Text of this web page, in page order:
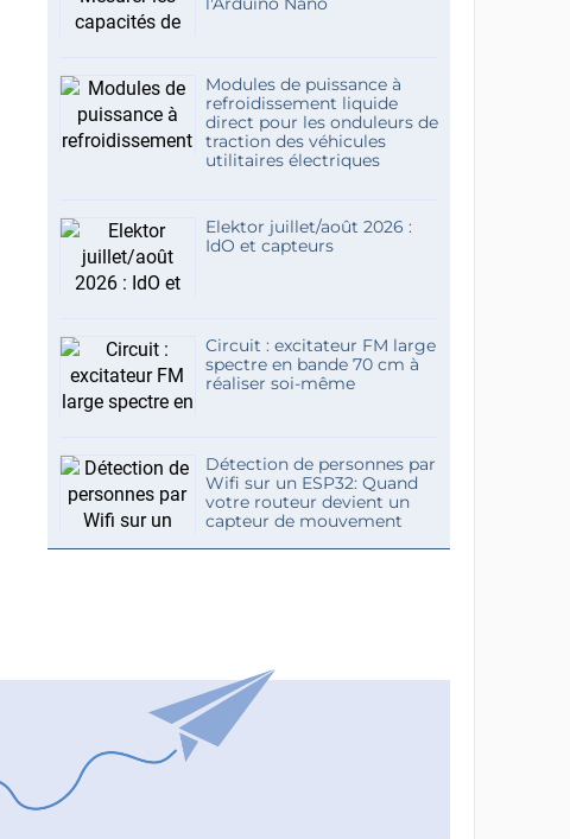
Modules de puissance à
refroidissement liquide
direct pour les onduleurs de
traction des véhicules
utilitaires électriques
Elektor juillet/août 2026 :
IdO et capteurs
Circuit : excitateur FM large
spectre en bande 70 cm à
réaliser soi-même
Détection de personnes par
Wifi sur un ESP32: Quand
votre routeur devient un
capteur de mouvement